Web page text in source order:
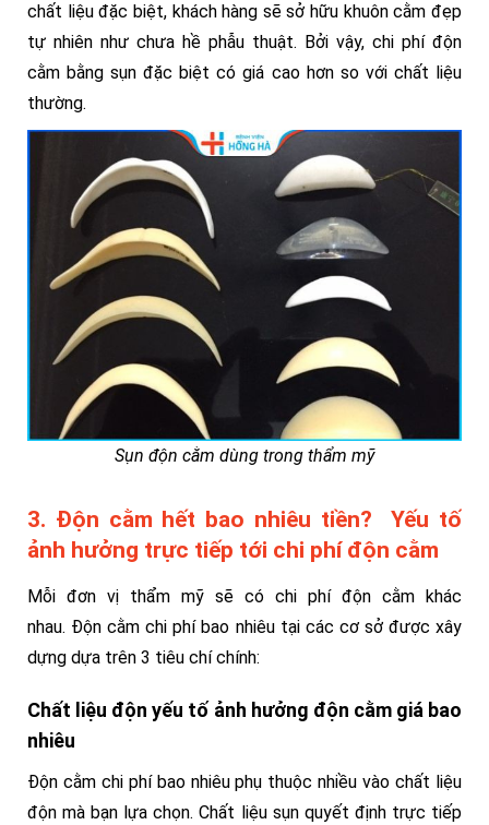
chất liệu đặc biệt, khách hàng sẽ sở hữu khuôn cằm đẹp
tự nhiên như chưa hề phẫu thuật. Bởi vậy, chi phí độn
cằm bằng sụn đặc biệt có giá cao hơn so với chất liệu
thường.
Sụn độn cằm dùng trong thẩm mỹ
3. Độn cằm hết bao nhiêu tiền? Yếu tố
ảnh hưởng trực tiếp tới chi phí độn cằm
Mỗi đơn vị thẩm mỹ sẽ có chi phí độn cằm khác
nhau. Độn cằm chi phí bao nhiêu tại các cơ sở được xây
dựng dựa trên 3 tiêu chí chính:
Chất liệu độn yếu tố ảnh hưởng độn cằm giá bao
nhiêu
Độn cằm chi phí bao nhiêu phụ thuộc nhiều vào chất liệu
độn mà bạn lựa chọn. Chất liệu sụn quyết định trực tiếp